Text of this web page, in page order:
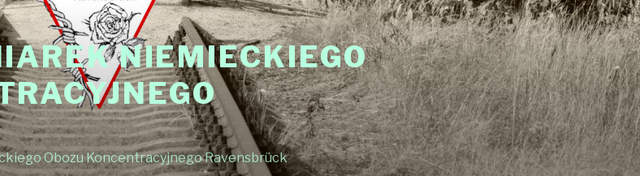
NIEMIECKIEGO
Obozu Koncentracyjnego Ravensbrück